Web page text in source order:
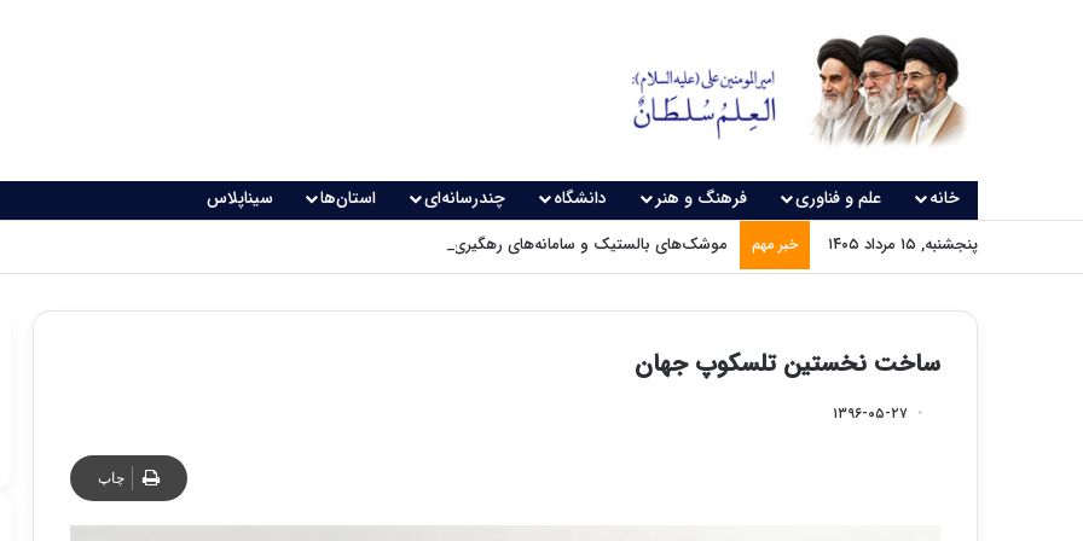
خانه علم و فناوری فرهنگ و هنر دانشگاه چندرسانه‌ای استان‌ها سیناپلاس
پنجشنبه, ۱۵ مرداد ۱۴۰۵ خبر مهم موشک‌های بالستیک و سامانه‌های رهگیری پدافندی چگونه کار می کنند؟
ساخت نخستین تلسکوپ جهان
۱۳۹۶-۰۵-۲۷
چاپ